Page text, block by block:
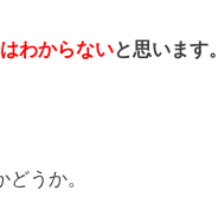
わからないと思います。
うか。